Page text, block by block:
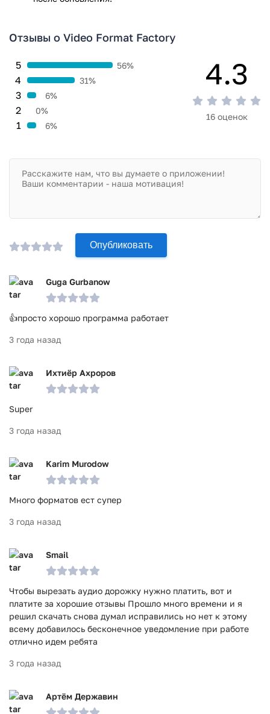
Отзывы о Video Format Factory
1 6%
2 0%
3 6%
4 31%
5 56% 4.3
16 оценок
Опубликовать
Guga Gurbanow
👍просто хорошо программа работает
3 года назад
Ихтиёр Ахроров
Super
3 года назад
Karim Murodow
Много форматов ест супер
3 года назад
Smail
Чтобы вырезать аудио дорожку нужно платить, вот и
платите за хорошие отзывы Прошло много времени и я
решил скачать снова думал исправились но нет к этому
всему добавилось бесконечное уведомление при работе
отлично идем ребята
3 года назад
Артём Державин